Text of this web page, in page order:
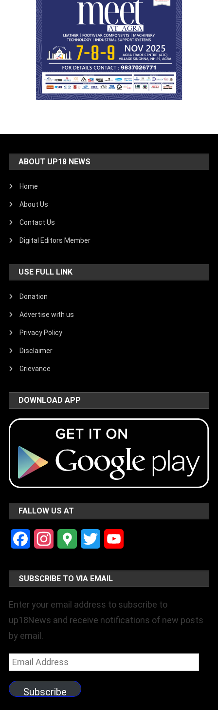
ABOUT UP18 NEWS
Home
About Us
Contact Us
Digital Editors Member
USE FULL LINK
Donation
Advertise with us
Privacy Policy
Disclaimer
Grievance
DOWNLOAD APP
FALLOW US AT
FacebookInstagramGoogle Twitter
SUBSCRIBE TO VIA EMAIL
Enter your email address to subscribe to
up18News and receive notifications of new posts
by email.
Email
Subscribe